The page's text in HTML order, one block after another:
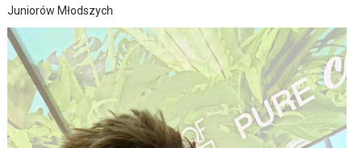
Juniorów Młodszych